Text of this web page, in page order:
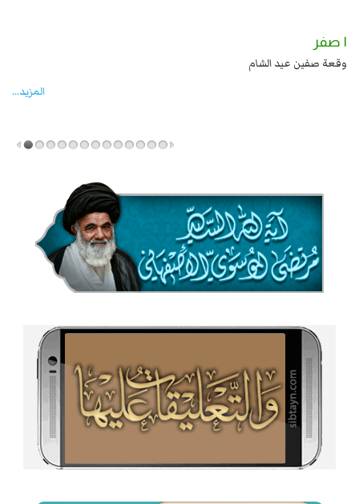
السلام قتل صاحب الزنج